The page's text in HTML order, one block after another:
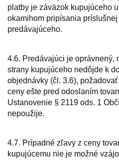
platby je záväzok kupujúceho
okamihom pripísania
predávajúceho.
4.6. Predávajúci je oprávnený,
strany kupujúceho nedôjde k
objednávky (čl. 3.6),
ceny ešte pred odoslaním
Ustanovenie § 2119 ods. 1
nepoužije.
4.7. Prípadné zľavy z ceny
kupujúcemu nie je možné